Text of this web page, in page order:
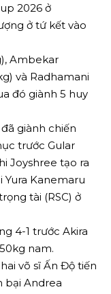
2026 ở
ở tứ kết vào
Ambekar
và Radhamani
đó giành 5 huy
giành chiến
trước Gular
Joyshree tạo ra
Kanemaru
tài (RSC) ở
4-1 trước Akira
nam.
võ sĩ Ấn Độ tiến
bại Andrea